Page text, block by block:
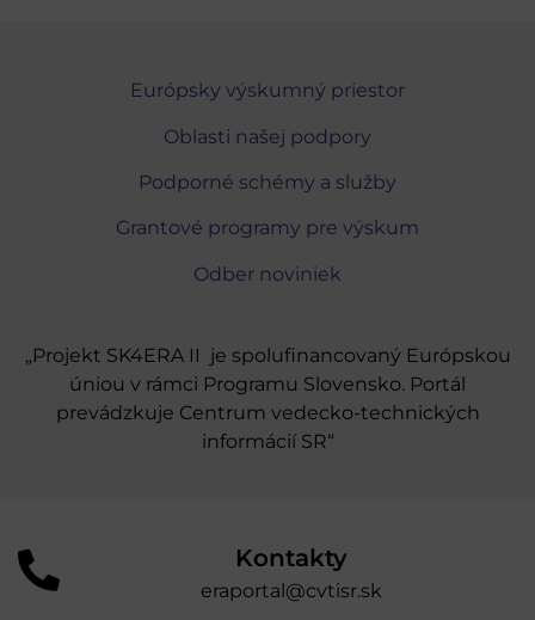
Európsky výskumný priestor
Oblasti našej podpory
Podporné schémy a služby
Grantové programy pre výskum
Odber noviniek
„Projekt SK4ERA II je spolufinancovaný Európskou
úniou v rámci Programu Slovensko. Portál
prevádzkuje Centrum vedecko-technických
informácií SR“
Kontakty
eraportal@cvtisr.sk